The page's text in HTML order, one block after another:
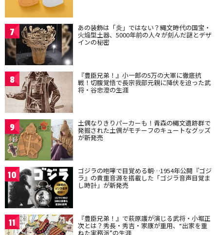
7 あの装飾は「炎」ではない？縄文時代の国宝・
火焔型土器、5000年前の人々が刻んだ謎とデザ
インの秘密
8 『豊臣兄弟！』小一郎の5万の大軍に徹底抗
戦！切腹覚悟で長宗我部元親に降伏を迫った武
将・谷忠澄の生涯
9 土偶なりきりパーカーも！青森の縄文遺跡群で
発掘された土偶がモチーフのキュートなグッズ
が新発売
10 ゴジラの咆哮で目覚める朝…1954年公開『ゴジ
ラ』の貴重音源を搭載した「ゴジラ音声目覚ま
し時計」が新発売
11 『豊臣兄弟！』で萩原護が演じる武将・小堀正
次とは？秀長・秀吉・家康が重用、“出家を重
ねた実務派”の生涯